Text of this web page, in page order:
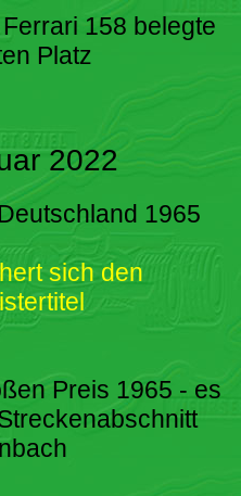
158 belegte
Platz
2022
1965
sich den
Preis 1965 - es